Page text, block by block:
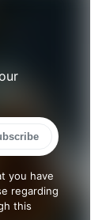
you have
regarding
this